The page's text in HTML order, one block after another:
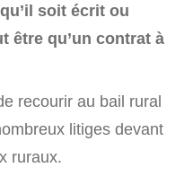
soit écrit ou
être qu’un contrat à
recourir au bail rural
litiges devant
ruraux.